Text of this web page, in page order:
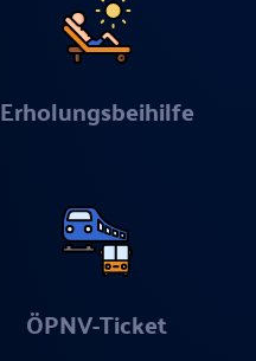
Erholungsbeihilfe
ÖPNV-Ticket